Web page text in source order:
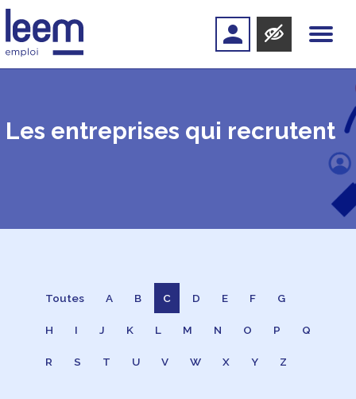
Les entreprises qui recrutent
Toutes A B C D E F G
H I J K L M N O P Q
R S T U V W X Y Z